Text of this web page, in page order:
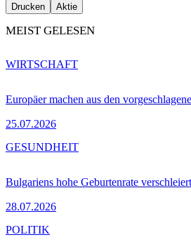
Drucken Aktie
MEIST GELESEN
Europäer machen aus den
25.07.2026
WIRTSCHAFT
Bulgariens hohe Geburtenrate
28.07.2026
GESUNDHEIT
POLITIK